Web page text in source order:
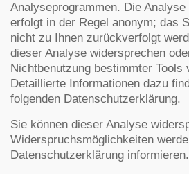
Analyseprogrammen. Die
erfolgt in der Regel anonym; das
nicht zu Ihnen zurückverfolgt
dieser Analyse widersprechen
Nichtbenutzung bestimmter Tools
Detaillierte Informationen dazu
folgenden Datenschutzerklärung.
Sie können dieser Analyse
Widerspruchsmöglichkeiten
Datenschutzerklärung informieren.